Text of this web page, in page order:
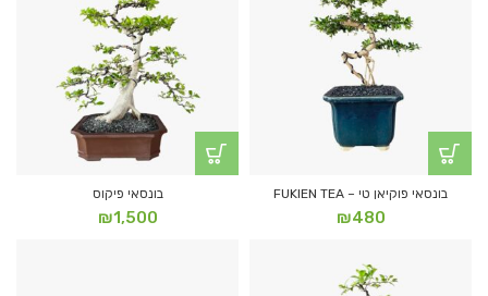
בונסאי פוקיאן טי – FUKIEN TEA
₪480
בונסאי פיקוס
₪1,500